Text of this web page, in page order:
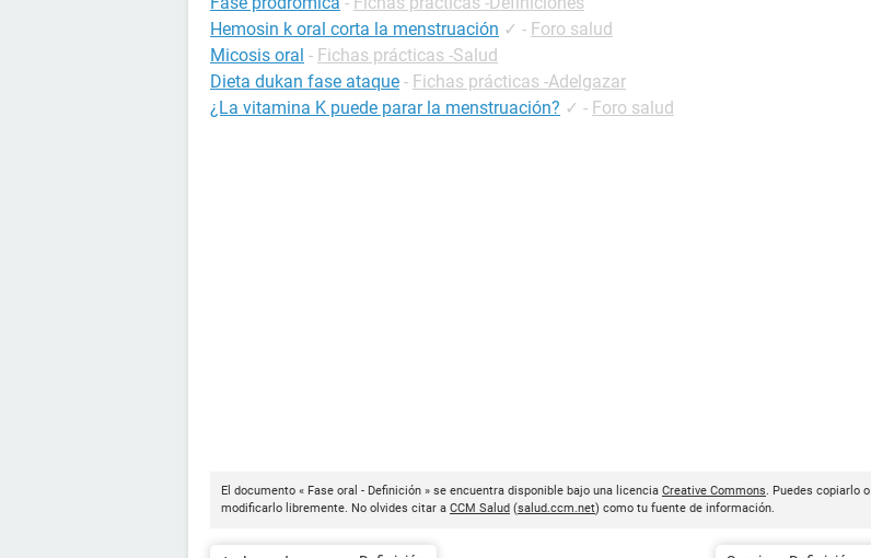
Hemosin k oral corta la menstruación ✓ - Foro salud
Micosis oral - Fichas prácticas -Salud
Dieta dukan fase ataque - Fichas prácticas -Adelgazar
¿La vitamina K puede parar la menstruación? ✓ - Foro salud
El documento « Fase oral - Definición » se encuentra disponible bajo una licencia Creative Commons. Puedes copiarlo o
modificarlo libremente. No olvides citar a CCM Salud (salud.ccm.net) como tu fuente de información.